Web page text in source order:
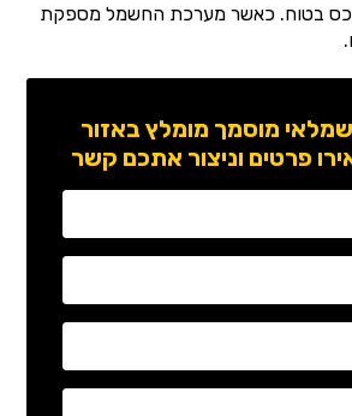
בטוח. כאשר מערכת החשמל מספקת
מוסמך מומלץ באזור
פרטים וניצור אתכם קשר